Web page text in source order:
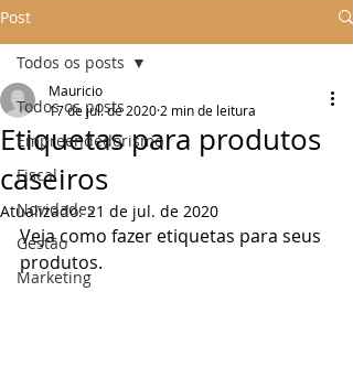
Post
Todos os posts
Empreendedorismo
Fiscal
Novidades
Gestão
Marketing
Todos os posts
Etiquetas para produtos
caseiros
Mauricio
17 de jul. de 2020 2 min de leitura
Atualizado:21 de jul. de 2020
Veja como fazer etiquetas para seus
produtos.